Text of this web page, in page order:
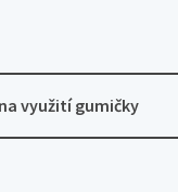
využití gumičky